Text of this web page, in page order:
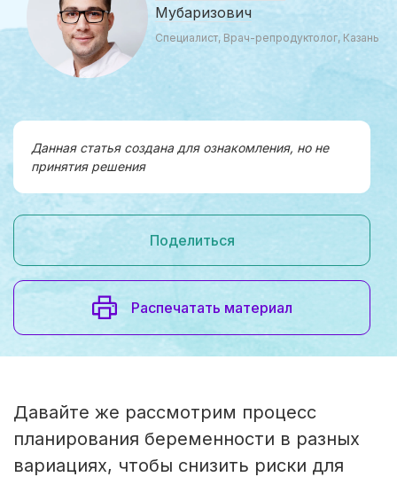
Мубаризович
Специалист, Врач-репродуктолог, Казань
Данная статья создана для ознакомления, но не
принятия решения
Поделиться
Распечатать материал
Давайте же рассмотрим процесс
планирования беременности в разных
вариациях, чтобы снизить риски для